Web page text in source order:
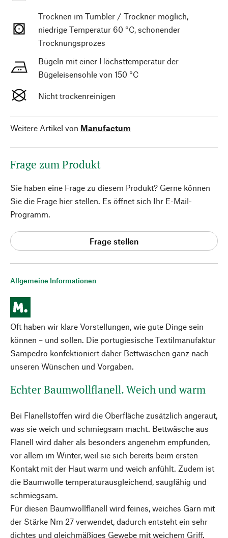
Allgemeine Informationen
Oft haben wir klare Vorstellungen, wie gute Dinge sein
können – und sollen. Die portugiesische Textilmanufaktur
Sampedro konfektioniert daher Bettwäschen ganz nach
unseren Wünschen und Vorgaben.
Echter Baumwollflanell. Weich und warm
Bei Flanellstoffen wird die Oberfläche zusätzlich angeraut,
was sie weich und schmiegsam macht. Bettwäsche aus
Flanell wird daher als besonders angenehm empfunden,
vor allem im Winter, weil sie sich bereits beim ersten
Kontakt mit der Haut warm und weich anfühlt. Zudem ist
die Baumwolle temperaturausgleichend, saugfähig und
schmiegsam.
Für diesen Baumwollflanell wird feines, weiches Garn mit
der Stärke Nm 27 verwendet, dadurch entsteht ein sehr
dichtes und gleichmäßiges Gewebe mit weichem Griff.
Trocknen im Tumbler / Trockner möglich,
niedrige Temperatur 60 °C, schonender
Trocknungsprozes
Bügeln mit einer Höchsttemperatur der
Bügeleisensohle von 150 °C
Nicht trockenreinigen
Weitere Artikel von Manufactum
Frage zum Produkt
Sie haben eine Frage zu diesem Produkt? Gerne können
Sie die Frage hier stellen. Es öffnet sich Ihr E-Mail-
Programm.
Frage stellen